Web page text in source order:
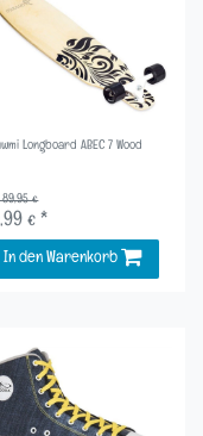
Longboard ABEC 7 Wood
89,95 €
€ *
In den Warenkorb